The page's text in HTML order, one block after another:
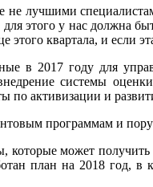
не лучшими
этого у нас должна
этого квартала, и если
в 2017 году для
системы
по активизации и
программам и
может
план на 2018 год, в